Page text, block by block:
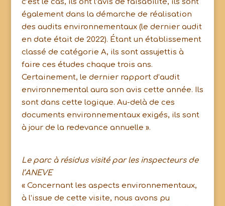
c’est le cas, ils ont l’avis de faisabilité, ils sont
également dans la démarche de réalisation
des audits environnementaux (le dernier audit
en date était de 2022). Étant un établissement
classé de catégorie A, ils sont assujettis à
faire ces études chaque trois ans.
Certainement, le dernier rapport d’audit
environnemental aura son avis cette année. Ils
sont dans cette logique. Au-delà de ces
documents environnementaux exigés, ils sont
à jour de la redevance annuelle ».
Le parc à résidus visité par les inspecteurs de
l’ANEVE
« Concernant les aspects environnementaux,
à l’issue de cette visite, nous avons pu